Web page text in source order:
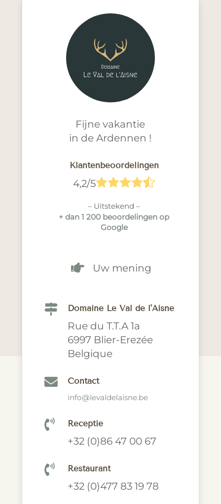
Fijne vakantie
in de Ardennen !
Klantenbeoordelingen
4,2/5
– Uitstekend –
+ dan 1 200 beoordelingen op
Google
 Uw mening
 Domaine Le Val de l'Aisne
Rue du T.T.A 1a
6997 Blier-Erezée
Belgique
 Contact
info@levaldelaisne.be
 Receptie
+32 (0)86 47 00 67
 Restaurant
+32 (0)477 83 19 78